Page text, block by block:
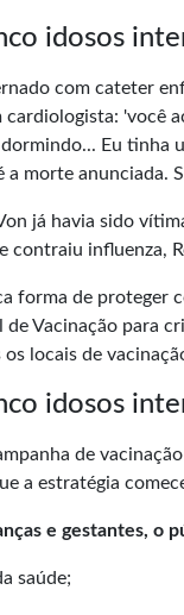
idosos
com cateter
cardiologista: 'você
Eu tinha
morte anunciada.
já havia sido
contraiu influenza,
forma de proteger
Vacinação para
locais de
idosos
de
a estratégia
e gestantes, o
saúde;